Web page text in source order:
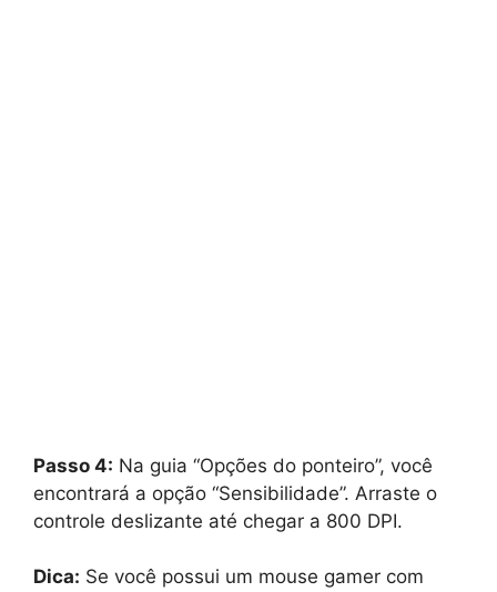
Passo 4: Na guia “Opções do ponteiro”, você
encontrará a opção “Sensibilidade”. Arraste o
controle deslizante até chegar a 800 DPI.
Dica: Se você possui um mouse gamer com